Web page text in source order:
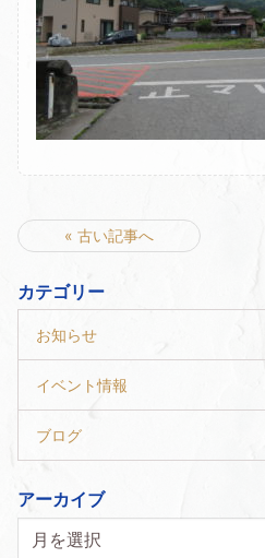
« 古い記事へ
カテゴリー
お知らせ
イベント情報
ブログ
アーカイブ